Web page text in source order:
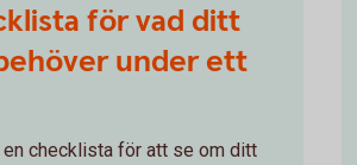
för vad ditt
under ett
checklista för att se om ditt